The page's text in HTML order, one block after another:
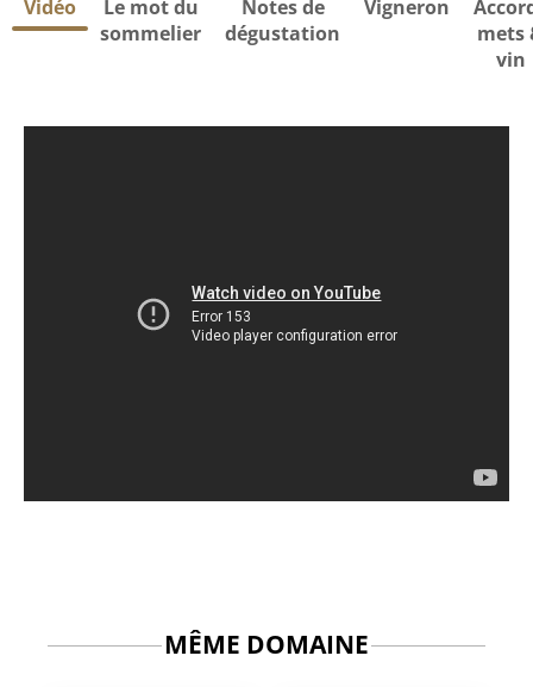
Vidéo
Le mot du
sommelier
Notes de
dégustation
Vigneron
mets
vin
MÊME DOMAINE